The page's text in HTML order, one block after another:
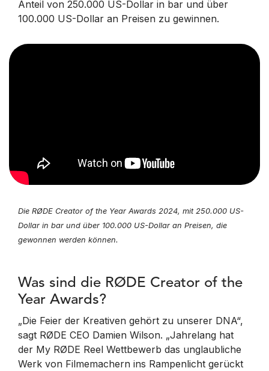
Anteil von 250.000 US-Dollar in bar und über
100.000 US-Dollar an Preisen zu gewinnen.
Die RØDE Creator of the Year Awards 2024, mit 250.000 US-
Dollar in bar und über 100.000 US-Dollar an Preisen, die
gewonnen werden können.
Was sind die RØDE Creator of the
Year Awards?
„Die Feier der Kreativen gehört zu unserer DNA“,
sagt RØDE CEO Damien Wilson. „Jahrelang hat
der My RØDE Reel Wettbewerb das unglaubliche
Werk von Filmemachern ins Rampenlicht gerückt